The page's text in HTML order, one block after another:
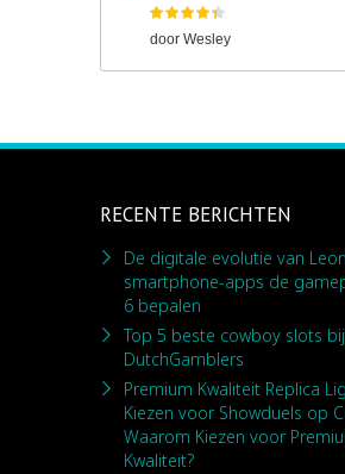
door Wesley
RECENTE BERICHTEN
De digitale evolutie van
smartphone-apps de
6 bepalen
Top 5 beste cowboy slots bij
DutchGamblers
Premium Kwaliteit Replica
Kiezen voor Showduels op
Waarom Kiezen voor
Kwaliteit?